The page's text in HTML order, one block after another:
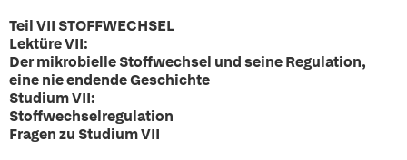
Teil VII STOFFWECHSEL
Lektüre VII:
Der mikrobielle Stoffwechsel und seine Regulation,
eine nie endende Geschichte
Studium VII:
Stoffwechselregulation
Fragen zu Studium VII